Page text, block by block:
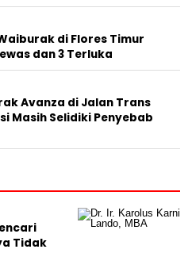
di Flores Timur
dan 3 Terluka
Avanza di Jalan Trans
Masih Selidiki Penyebab
Tidak